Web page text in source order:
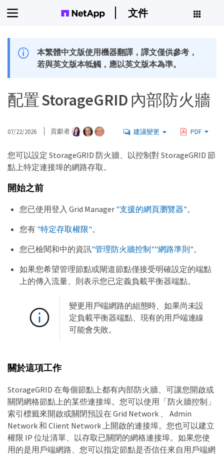
文件
本繁體中文版使用機器翻譯，譯文僅供參考，
若與英文版本牴觸，應以英文版本為準。
配置 StorageGRID 內部防火牆
07/22/2026 貢獻者 建議變更 PDF
您可以設定 StorageGRID 防火牆、以控制對 StorageGRID 節
點上特定連接埠的網路存取。
開始之前
您已使用登入 Grid Manager "支援的網頁瀏覽器"。
您有 "特定存取權限"。
您已檢閱和中的資訊"管理防火牆控制""網路準則"。
如果您希望管理節點或閘道節點僅接受明確設定的端點
上的傳入流量、則表示您已定義負載平衡器端點。
變更用戶端網路的組態時、如果尚未設
定負載平衡器端點、現有的用戶端連線
可能會失敗。
關於這項工作
StorageGRID 在每個節點上都有內部防火牆、可讓您開啟或
關閉網格節點上的某些連接埠。您可以使用「防火牆控制」
索引標籤來開啟或關閉預設在 Grid Network 、 Admin
Network 和 Client Network 上開啟的連接埠。您也可以建立
權限 IP 位址清單、以存取已關閉的網格連接埠。如果您使
用的是用戶端網路、您可以指定節點是否信任來自用戶端網